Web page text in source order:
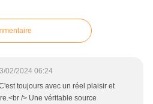
02/2024 06:24
toujours avec un réel plaisir et
/> Une véritable source